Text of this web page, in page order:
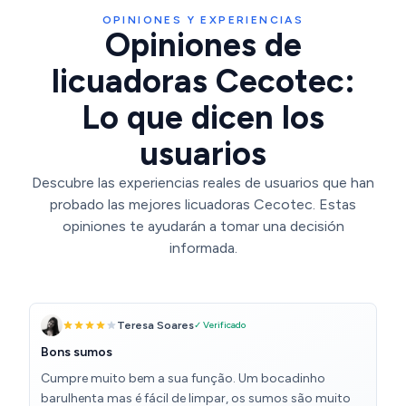
OPINIONES Y EXPERIENCIAS
Opiniones de
licuadoras Cecotec:
Lo que dicen los
usuarios
Descubre las experiencias reales de usuarios que han
probado las mejores licuadoras Cecotec. Estas
opiniones te ayudarán a tomar una decisión
informada.
Teresa Soares✓ Verificado
Bons sumos
Cumpre muito bem a sua função. Um bocadinho
barulhenta mas é fácil de limpar, os sumos são muito